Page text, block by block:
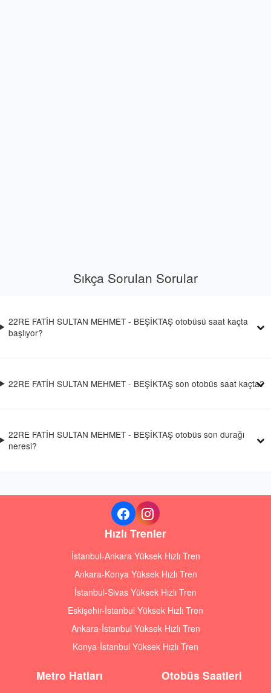
Sıkça Sorulan Sorular
22RE FATİH SULTAN MEHMET - BEŞİKTAŞ otobüsü saat kaçta
başlıyor?
22RE FATİH SULTAN MEHMET - BEŞİKTAŞ son otobüs saat kaçta?
22RE FATİH SULTAN MEHMET - BEŞİKTAŞ otobüs son durağı
neresi?
Hızlı Trenler
İstanbul-Ankara Yüksek Hızlı Tren
Ankara-Konya Yüksek Hızlı Tren
İstanbul-Sivas Yüksek Hızlı Tren
Eskişehir-İstanbul Yüksek Hızlı Tren
Ankara-İstanbul Yüksek Hızlı Tren
Konya-İstanbul Yüksek Hızlı Tren
Metro Hatları Otobüs Saatleri